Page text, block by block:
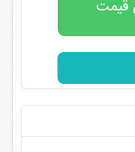
قیمت